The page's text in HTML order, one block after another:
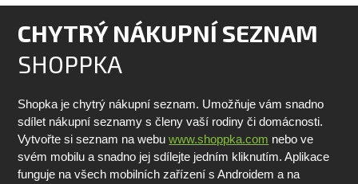
CHYTRÝ NÁKUPNÍ SEZNAM
SHOPPKA
Shopka je chytrý nákupní seznam. Umožňuje vám snadno
sdílet nákupní seznamy s členy vaší rodiny či domácnosti.
Vytvořte si seznam na webuwww.shoppka.com nebo ve
svém mobilu a snadno jej sdílejte jedním kliknutím. Aplikace
funguje na všech mobilních zařízení s Androidem a na